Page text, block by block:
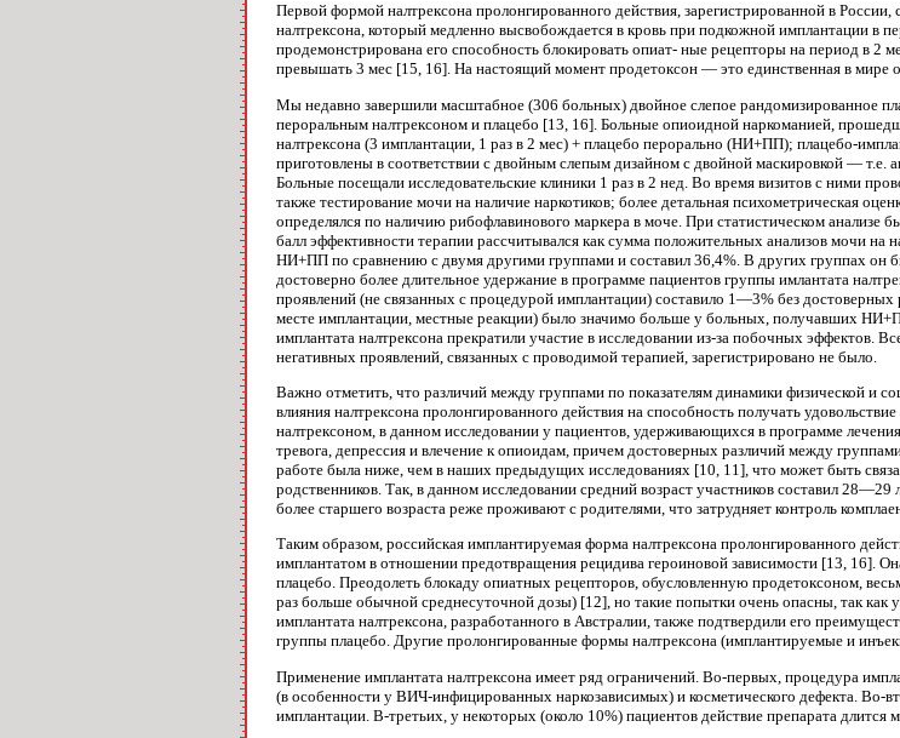
Первой формой налтрексона пролонгированно­го действия, зарегистрированной в
налтрексона, который медленно высвобождается в кровь при подкожной имплантации
проде­монстрирована его способность блокировать опиат- ные рецепторы на период в 2
превышать 3 мес [15, 16]. На настоящий момент продетоксон — это единственная в мире
Мы недавно завершили масштабное (306 боль­ных) двойное слепое рандомизированное
пероральным налтрексоном и плацебо [13, 16]. Больные опиоидной наркоманией,
налтрексона (3 им­плантации, 1 раз в 2 мес) + плацебо перорально (НИ+ПП); плацебо-
приготовлены в со­ответствии с двойным слепым дизайном с двойной маскировкой — т.е.
Больные посещали исследова­тельские клиники 1 раз в 2 нед. Во время визитов с ними
также тестирование мочи на наличие наркотиков; более детальная психометрическая
определялся по наличию рибофлавинового маркера в моче. При статистическом
балл эффективности терапии рассчитывался как сумма положительных анализов мочи
НИ+ПП по сравнению с двумя другими группами и составил 36,4%. В других группах
достоверно более длительное удержание в программе пациентов груп­пы имлантата
проявлений (не связанных с процеду­рой имплантации) составило 1—3% без
месте имплантации, местные реакции) было зна­чимо больше у больных, получавших
имплантата налтрексона прекратили участие в исследова­нии из-за побочных
негативных проявлений, связанных с проводимой терапией, за­регистрировано не было.
Важно отметить, что различий между группами по показателям динамики физической и
влия­ния налтрексона пролонгированного действия на способность получать
налтрексоном, в данном исследовании у пациентов, удерживаю­щихся в программе
тревога, депрес­сия и влечение к опиоидам, причем достоверных различий между
работе была ниже, чем в наших предыдущих исследованиях [10, 11], что мо­жет быть
родственников. Так, в данном исследовании средний возраст участников составил
более старшего возраста реже проживают с родителями, что затрудняет контроль
Таким образом, российская имплантируемая форма налтрексона пролонгированного
имплантатом в отношении предотвращения реци­дива героиновой зависимости [13, 16].
плаце­бо. Преодолеть блокаду опиатных рецепторов, обу­словленную продетоксоном,
раз больше обычной среднесуточной дозы) [12], но такие по­пытки очень опасны, так как
имплантата налтрексона, разработанного в Австралии, также подтвердили его
группы плацебо. Дру­гие пролонгированные формы налтрексона (им­плантируемые и
Применение имплантата налтрексона имеет ряд ограничений. Во-первых, процедура
(в особенности у ВИЧ-инфицированных наркозави­симых) и косметического дефекта. Во-
имплан­тации. В-третьих, у некоторых (около 10%) пациен­тов действие препарата длится